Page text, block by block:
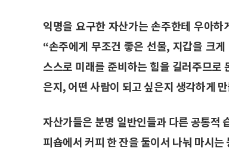
익명을 요구한 자산가는 손주한테 우아
“손주에게 무조건 좋은 선물, 지갑을 크
스스로 미래를 준비하는 힘을 길러주므로
은지, 어떤 사람이 되고 싶은지 생각하게
자산가들은 분명 일반인들과 다른 공통적
피숍에서 커피 한 잔을 둘이서 나눠 마시